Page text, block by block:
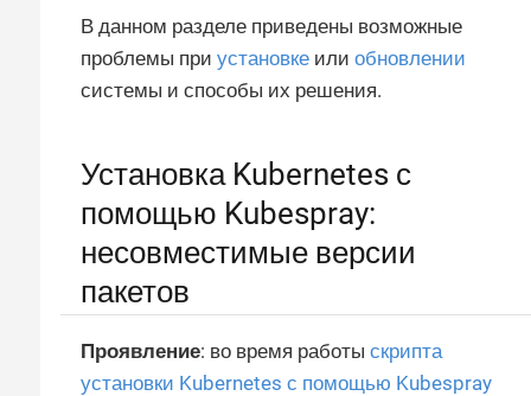
В данном разделе приведены возможные
проблемы при установке или обновлении
системы и способы их решения.
Установка Kubernetes с
помощью Kubespray:
несовместимые версии
пакетов
Проявление: во время работы скрипта
установки Kubernetes с помощью Kubespray